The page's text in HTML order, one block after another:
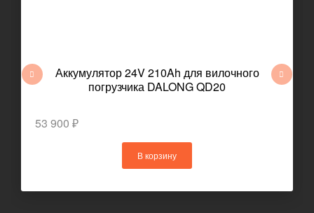
Аккумулятор 24V 210Ah для вилочного
погрузчика DALONG QD20
53 900 ₽
В корзину